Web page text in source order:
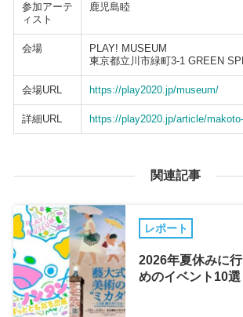
参加アーテ
ィスト
鹿児島睦
会場
PLAY! MUSEUM
東京都立川市緑町3-1 GREEN
会場URL https://play2020.jp/museum/
詳細URL https://play2020.jp/article/
関連記事
レポート
2026年夏休みに
めのイベント10